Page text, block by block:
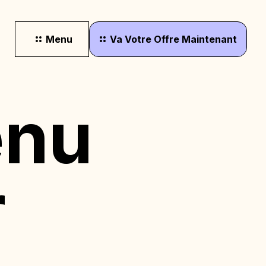
Menu Va Votre Offre Maintenant